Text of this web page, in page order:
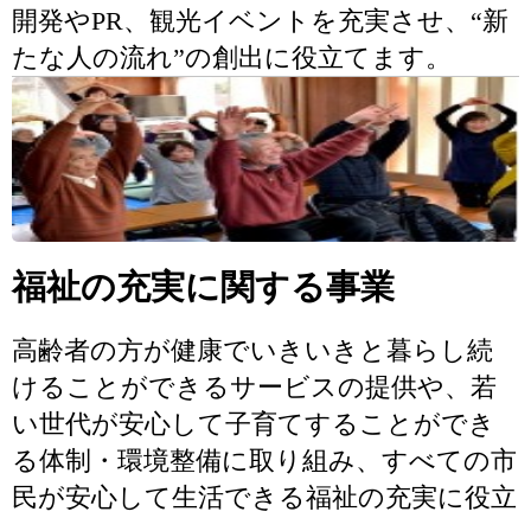
開発やPR、観光イベントを充実させ、“新
たな人の流れ”の創出に役立てます。
福祉の充実に関する事業
高齢者の方が健康でいきいきと暮らし続
けることができるサービスの提供や、若
い世代が安心して子育てすることができ
る体制・環境整備に取り組み、すべての市
民が安心して生活できる福祉の充実に役立